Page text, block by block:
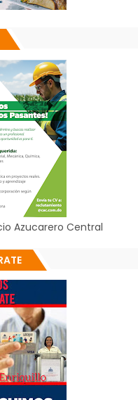
Azucarero Central